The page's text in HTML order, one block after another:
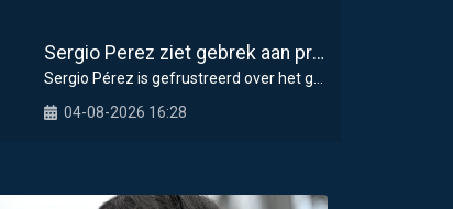
Sergio Perez ziet gebrek aan progressie als grootste probleem voor Cadillac in F1 2026
04-08-2026 16:28